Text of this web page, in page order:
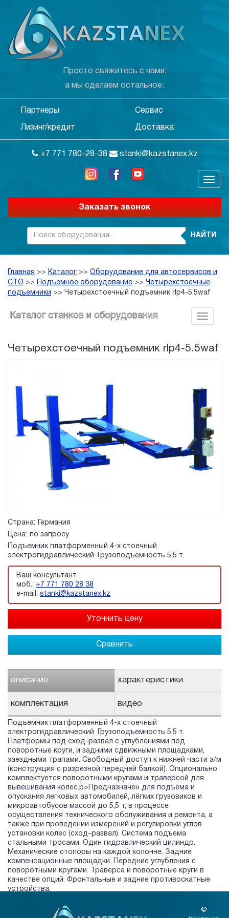
Просто свяжитесь с нами,
а мы сделаем остальное:
Партнеры Сервис
Лизинг/кредит Доставка
+7 771 780-28-38 stanki@kazstanex.kz
Заказать звонок
НАЙТИ
Главная >> Каталог >> Оборудование для автосервисов и
СТО >> Подъемное оборудование >> Четырехстоечные
подъемники >> Четырехстоечный подъемник rlp4-5.5waf
Каталог станков и оборудования
Четырехстоечный подъемник rlp4-5.5waf
Страна:
Германия
Цена:
по запросу
Подъемник платформенный 4-х стоечный
электрогидравлический. Грузоподъемность 5,5 т.
Ваш консультант
моб.: +7 771 780 28 38
e-mail: stanki@kazstanex.kz
Сравнить
описание характеристики
комплектация видео
Подъемник платформенный 4-х стоечный
электрогидравлический. Грузоподъемность 5,5 т.
Платформы под сход-развал с углублениями под
поворотные круги, и задними сдвижными площадками,
заездными трапами. Свободный доступ к нижней части а/м
(конструкция с разрезной передней балкой). Опционально
комплектуется поворотными кругами и траверсой для
вывешивания колес.p>Предназначен для подъёма и
опускания легковых автомобилей, лёгких грузовиков и
микроавтобусов массой до 5,5 т, в процессе
осуществления технического обслуживания и ремонта, а
также при проведении измерений и регулировки углов
установки колес (сход–развал). Система подъема
стальными тросами. Один гидравлический цилиндр.
Механические стопоры на каждой колонне. Задние
компенсационные площадки. Передние углубления с
поворотными кругами. Траверса и поворотные круги в
качестве опций. Фронтальные и задние противоскатные
устройства.
©